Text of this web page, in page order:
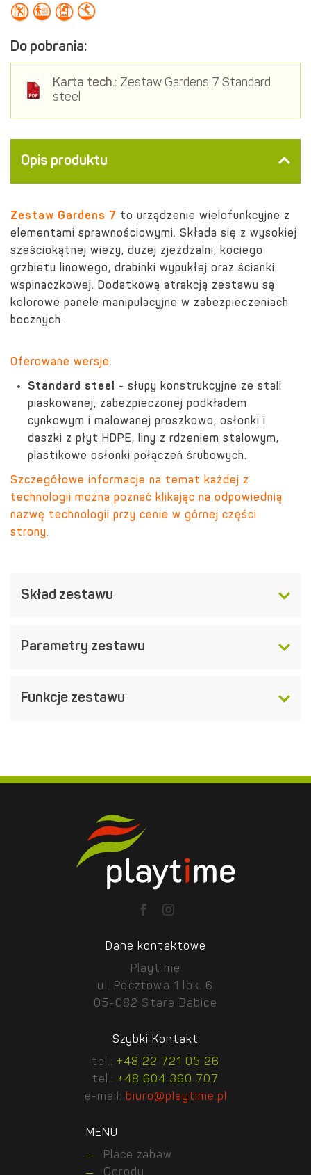
Do pobrania:
Karta tech.: Zestaw Gardens 7 Standard
steel
Opis produktu
Zestaw Gardens 7 to urządzenie wielofunkcyjne z
elementami sprawnościowymi. Składa się z wysokiej
sześciokątnej wieży, dużej zjeżdżalni, kociego
grzbietu linowego, drabinki wypukłej oraz ścianki
wspinaczkowej. Dodatkową atrakcją zestawu są
kolorowe panele manipulacyjne w zabezpieczeniach
bocznych.
Oferowane wersje:
Standard steel - słupy konstrukcyjne ze stali
piaskowanej, zabezpieczonej podkładem
cynkowym i malowanej proszkowo, osłonki i
daszki z płyt HDPE, liny z rdzeniem stalowym,
plastikowe osłonki połączeń śrubowych.
Szczegółowe informacje na temat każdej z
technologii można poznać klikając na odpowiednią
nazwę technologii przy cenie w górnej części
strony.
Skład zestawu
Parametry zestawu
Funkcje zestawu
Dane kontaktowe
Playtime
ul. Pocztowa 1 lok. 6
05-082 Stare Babice
Szybki Kontakt
tel.: +48 22 721 05 26
tel.: +48 604 360 707
e-mail: biuro@playtime.pl
MENU
Place zabaw
Ogrody